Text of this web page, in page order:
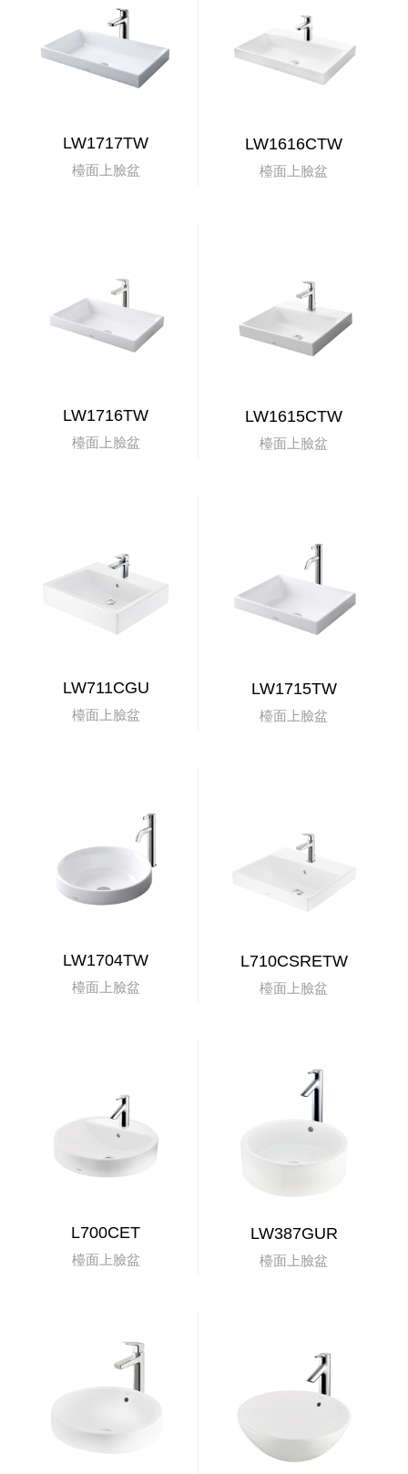
LW1717TW
檯面上臉盆
LW1616CTW
檯面上臉盆
LW1716TW
檯面上臉盆
LW1615CTW
檯面上臉盆
LW711CGU
檯面上臉盆
LW1715TW
檯面上臉盆
LW1704TW
檯面上臉盆
L710CSRETW
檯面上臉盆
L700CET
檯面上臉盆
LW387GUR
檯面上臉盆